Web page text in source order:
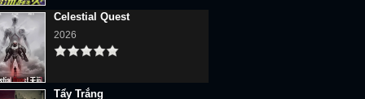
Celestial Quest
2026
Tẩy Trắng